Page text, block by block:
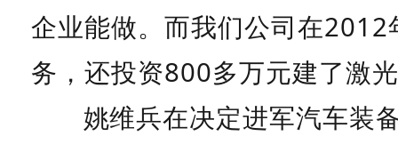
企业能做。而我们公司在2012
务，还投资800多万元建了激
姚维兵在决定进军汽车装